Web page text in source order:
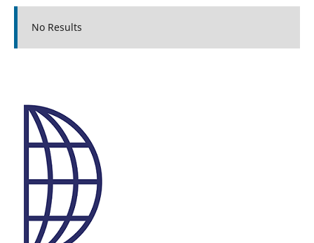
No Results